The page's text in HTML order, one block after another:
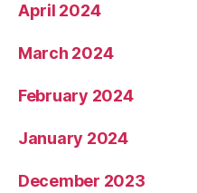
April 2024
March 2024
February 2024
January 2024
December 2023